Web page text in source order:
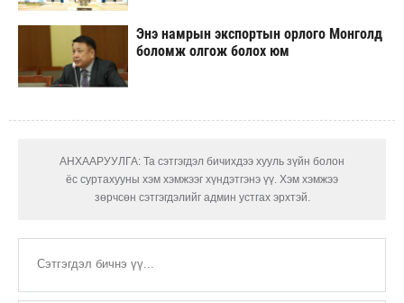
Энэ намрын экспортын орлого Монголд
боломж олгож болох юм
АНХААРУУЛГА: Та сэтгэгдэл бичихдээ хууль зүйн болон
ёс суртахууны хэм хэмжээг хүндэтгэнэ үү. Хэм хэмжээ
зөрчсөн сэтгэгдэлийг админ устгах эрхтэй.